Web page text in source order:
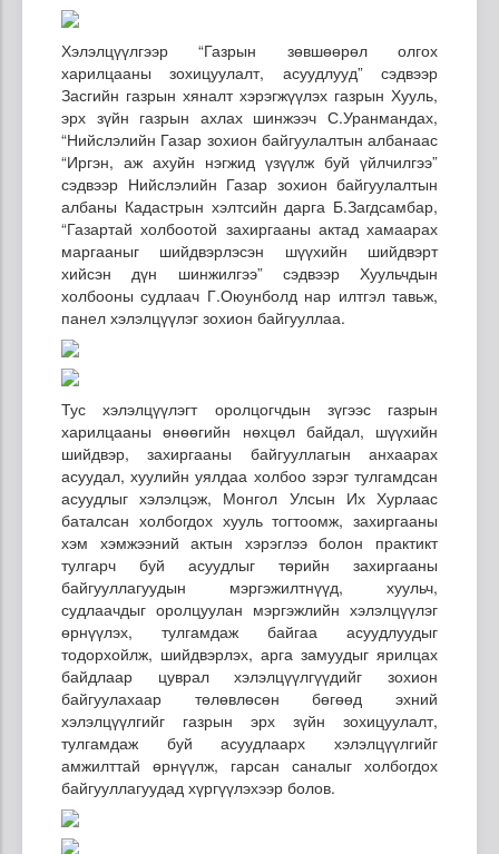
Хэлэлцүүлгээр “Газрын зөвшөөрөл олгох
харилцааны зохицуулалт, асуудлууд” сэдвээр
Засгийн газрын хяналт хэрэгжүүлэх газрын Хууль,
эрх зүйн газрын ахлах шинжээч С.Уранмандах,
“Нийслэлийн Газар зохион байгуулалтын албанаас
“Иргэн, аж ахуйн нэгжид үзүүлж буй үйлчилгээ”
сэдвээр Нийслэлийн Газар зохион байгуулалтын
албаны Кадастрын хэлтсийн дарга Б.Загдсамбар,
“Газартай холбоотой захиргааны актад хамаарах
маргааныг шийдвэрлэсэн шүүхийн шийдвэрт
хийсэн дүн шинжилгээ” сэдвээр Хуульчдын
холбооны судлаач Г.Оюунболд нар илтгэл тавьж,
панел хэлэлцүүлэг зохион байгууллаа.
Тус хэлэлцүүлэгт оролцогчдын зүгээс газрын
харилцааны өнөөгийн нөхцөл байдал, шүүхийн
шийдвэр, захиргааны байгууллагын анхаарах
асуудал, хуулийн уялдаа холбоо зэрэг тулгамдсан
асуудлыг хэлэлцэж, Монгол Улсын Их Хурлаас
баталсан холбогдох хууль тогтоомж, захиргааны
хэм хэмжээний актын хэрэглээ болон практикт
тулгарч буй асуудлыг төрийн захиргааны
байгууллагуудын мэргэжилтнүүд, хуульч,
судлаачдыг оролцуулан мэргэжлийн хэлэлцүүлэг
өрнүүлэх, тулгамдаж байгаа асуудлуудыг
тодорхойлж, шийдвэрлэх, арга замуудыг ярилцах
байдлаар цуврал хэлэлцүүлгүүдийг зохион
байгуулахаар төлөвлөсөн бөгөөд эхний
хэлэлцүүлгийг газрын эрх зүйн зохицуулалт,
тулгамдаж буй асуудлаарх хэлэлцүүлгийг
амжилттай өрнүүлж, гарсан саналыг холбогдох
байгууллагуудад хүргүүлэхээр болов.